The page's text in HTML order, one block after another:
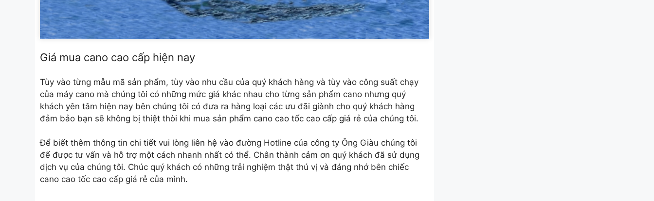
Giá mua cano cao cấp hiện nay
Tùy vào từng mẫu mã sản phẩm, tùy vào nhu cầu của quý khách hàng và tùy vào công suất chạy
của máy cano mà chúng tôi có những mức giá khác nhau cho từng sản phẩm cano nhưng quý
khách yên tâm hiện nay bên chúng tôi có đưa ra hàng loại các ưu đãi giành cho quý khách hàng
đảm bảo bạn sẽ không bị thiệt thòi khi mua sản phẩm cano cao tốc cao cấp giá rẻ của chúng tôi.
Để biết thêm thông tin chi tiết vui lòng liên hệ vào đường Hotline của công ty Ông Giàu chúng tôi
để được tư vấn và hỗ trợ một cách nhanh nhất có thể. Chân thành cảm ơn quý khách đã sử dụng
dịch vụ của chúng tôi. Chúc quý khách có những trải nghiệm thật thú vị và đáng nhớ bên chiếc
cano cao tốc cao cấp giá rẻ của mình.